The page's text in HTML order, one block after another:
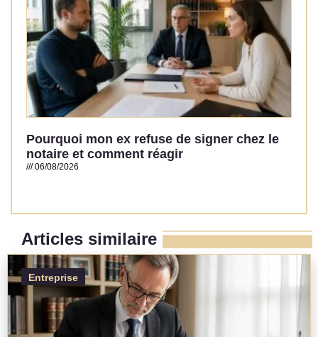
Pourquoi mon ex refuse de signer chez le
notaire et comment réagir
06/08/2026
Articles similaire
Entreprise